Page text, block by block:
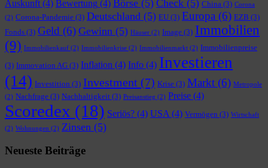
Auskunft (4) Bewertung (4) Börse (5) Check (5) China (3) Corona
(2) Corona-Pandemie (3) Deutschland (5) EU (3) Europa (6) EZB (3)
Fonds (3) Geld (6) Gewinn (5) Häuser (2) Image (3) Immobilien
(9) Immobilienkauf (2) Immobilienkrise (2) Immobilienmarkt (2) Immobilienpreise
(3) Immovation AG (3) Inflation (4) Info (4) Investieren
(14) Investition (3) Investment (7) Krise (3) Markt (6) Metropole
(2) Nachfrage (3) Nachhaltigkeit (3) Preisanstieg (2) Preise (4)
Scoredex (18) Seriös? (4) USA (4) Vermögen (3) Wirtschaft
(2) Wohnungen (2) Zinsen (5)
Neueste Beiträge